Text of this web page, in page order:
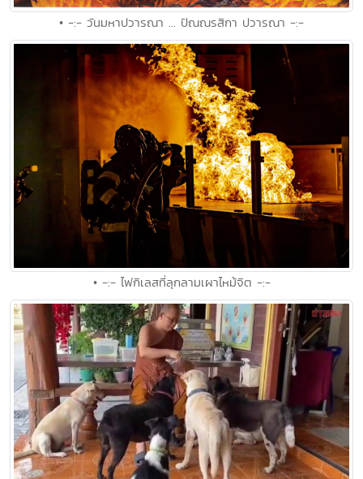
• -:- วันมหาปวารณา ... ปัณณรสิกา ปวารณา -:-
• -:- ไฟกิเลสที่ลุกลามเผาไหม้จิต -:-